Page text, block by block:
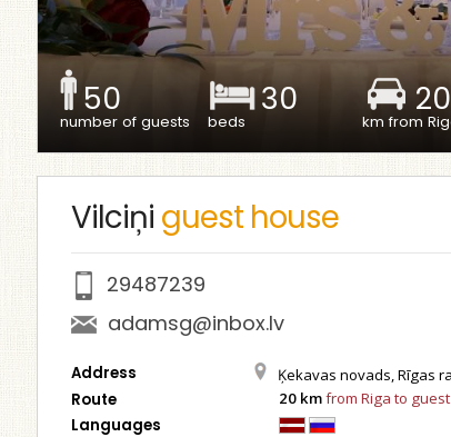
50
number of guests
30
beds
20
km from
Vilciņi guest house
29487239
adamsg@inbox.lv
Address Ķekavas novads, Rīgas
Route 20 kmfrom Riga to
Languages